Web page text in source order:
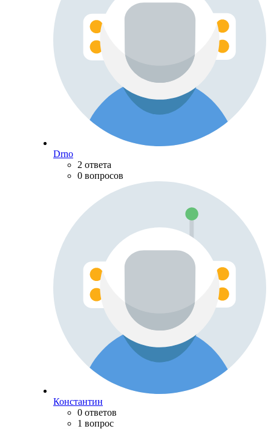
Drno
2 ответа
0 вопросов
Константин
0 ответов
1 вопрос